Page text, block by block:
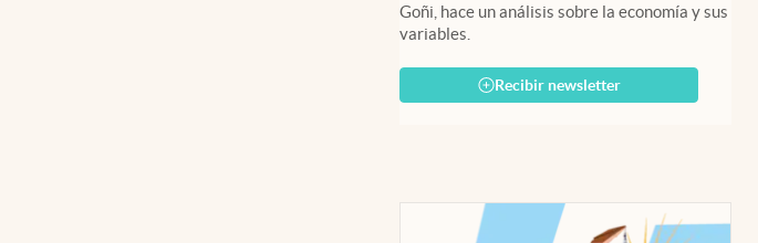
Goñi, hace un análisis sobre la economía y sus
variables.
Recibir newsletter